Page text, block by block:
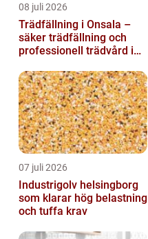
08 juli 2026
Trädfällning i Onsala –
säker trädfällning och
professionell trädvård i
07 juli 2026
Industrigolv helsingborg
som klarar hög belastning
och tuffa krav